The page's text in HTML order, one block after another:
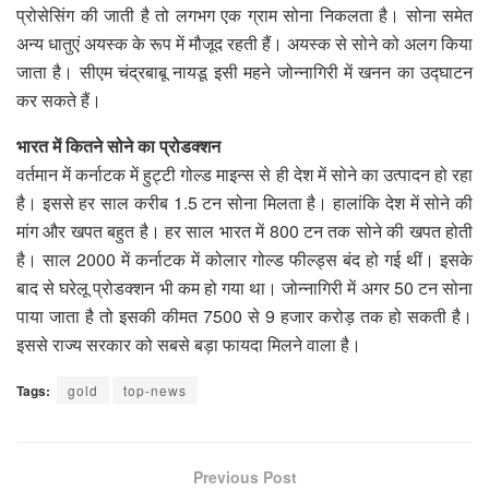
प्रोसेसिंग की जाती है तो लगभग एक ग्राम सोना निकलता है। सोना समेत
अन्य धातुएं अयस्क के रूप में मौजूद रहती हैं। अयस्क से सोने को अलग किया
जाता है। सीएम चंद्रबाबू नायडू इसी महने जोन्नागिरी में खनन का उद्घाटन
कर सकते हैं।
भारत में कितने सोने का प्रोडक्शन
वर्तमान में कर्नाटक में हुट्टी गोल्ड माइन्स से ही देश में सोने का उत्पादन हो रहा
है। इससे हर साल करीब 1.5 टन सोना मिलता है। हालांकि देश में सोने की
मांग और खपत बहुत है। हर साल भारत में 800 टन तक सोने की खपत होती
है। साल 2000 में कर्नाटक में कोलार गोल्ड फील्ड्स बंद हो गई थीं। इसके
बाद से घरेलू प्रोडक्शन भी कम हो गया था। जोन्नागिरी में अगर 50 टन सोना
पाया जाता है तो इसकी कीमत 7500 से 9 हजार करोड़ तक हो सकती है।
इससे राज्य सरकार को सबसे बड़ा फायदा मिलने वाला है।
Tags: gold top-news
Previous Post